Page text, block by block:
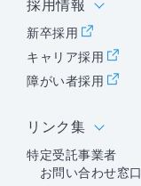
採用情報
新卒採用
キャリア採用
障がい者採用
リンク集
特定受託事業者
お問い合わせ窓口